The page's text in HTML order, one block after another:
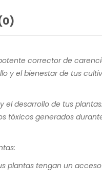
corrector de
y el bienestar de tus
desarrollo de tus
generados
plantas tengan un